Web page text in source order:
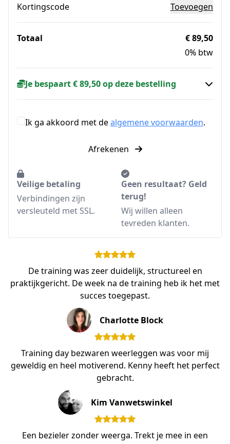
Kortingscode Toevoegen
Totaal
€ 89,50
0% btw
Je bespaart € 89,50 op deze bestelling
Ik ga akkoord met dealgemene voorwaarden.
Afrekenen
Veilige betaling
Verbindingen zijn
versleuteld met SSL.
Geen resultaat? Geld
terug!
Wij willen alleen
tevreden klanten.
De training was zeer duidelijk, structureel en
praktijkgericht. De week na de training heb ik het met
succes toegepast.
Charlotte Block
Training day bezwaren weerleggen was voor mij
geweldig en heel motiverend. Kenny heeft het perfect
gebracht.
Kim Vanwetswinkel
Een bezieler zonder weerga. Trekt je mee in een